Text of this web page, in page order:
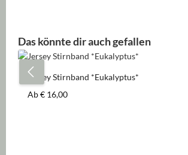
Produktgalerie überspringen
Das könnte dir auch gefallen
Jersey Stirnband *Eukalyptus*
Regulärer Preis:
Ab€ 16,00